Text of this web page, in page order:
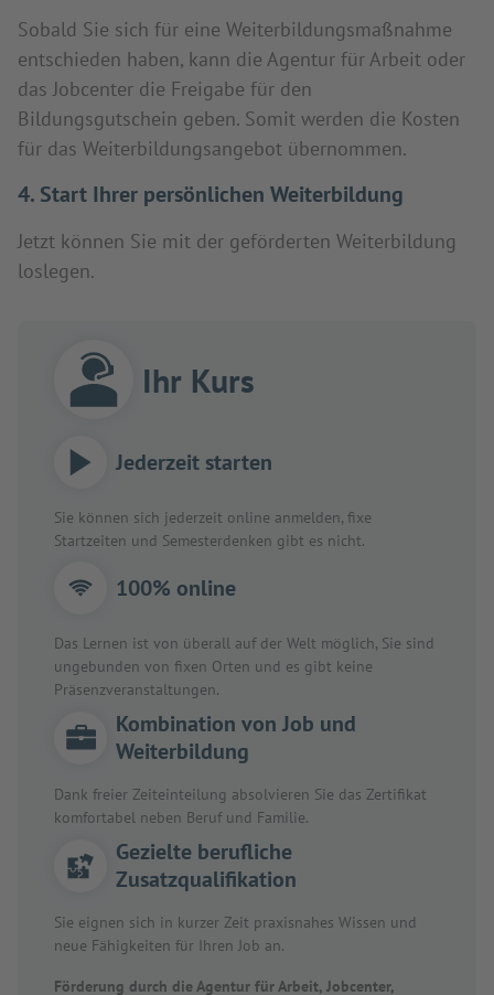
Sobald Sie sich für eine Weiterbildungsmaßnahme
entschieden haben, kann die Agentur für Arbeit oder
das Jobcenter die Freigabe für den
Bildungsgutschein geben. Somit werden die Kosten
für das Weiterbildungsangebot übernommen.
4. Start Ihrer persönlichen Weiterbildung
Jetzt können Sie mit der geförderten Weiterbildung
loslegen.
Ihr Kurs
Jederzeit starten
Sie können sich jederzeit online anmelden, fixe
Startzeiten und Semesterdenken gibt es nicht.
100% online
Das Lernen ist von überall auf der Welt möglich, Sie sind
ungebunden von fixen Orten und es gibt keine
Präsenzveranstaltungen.
Kombination von Job und
Weiterbildung
Dank freier Zeiteinteilung absolvieren Sie das Zertifikat
komfortabel neben Beruf und Familie.
Gezielte berufliche
Zusatzqualifikation
Sie eignen sich in kurzer Zeit praxisnahes Wissen und
neue Fähigkeiten für Ihren Job an.
Förderung durch die Agentur für Arbeit, Jobcenter,